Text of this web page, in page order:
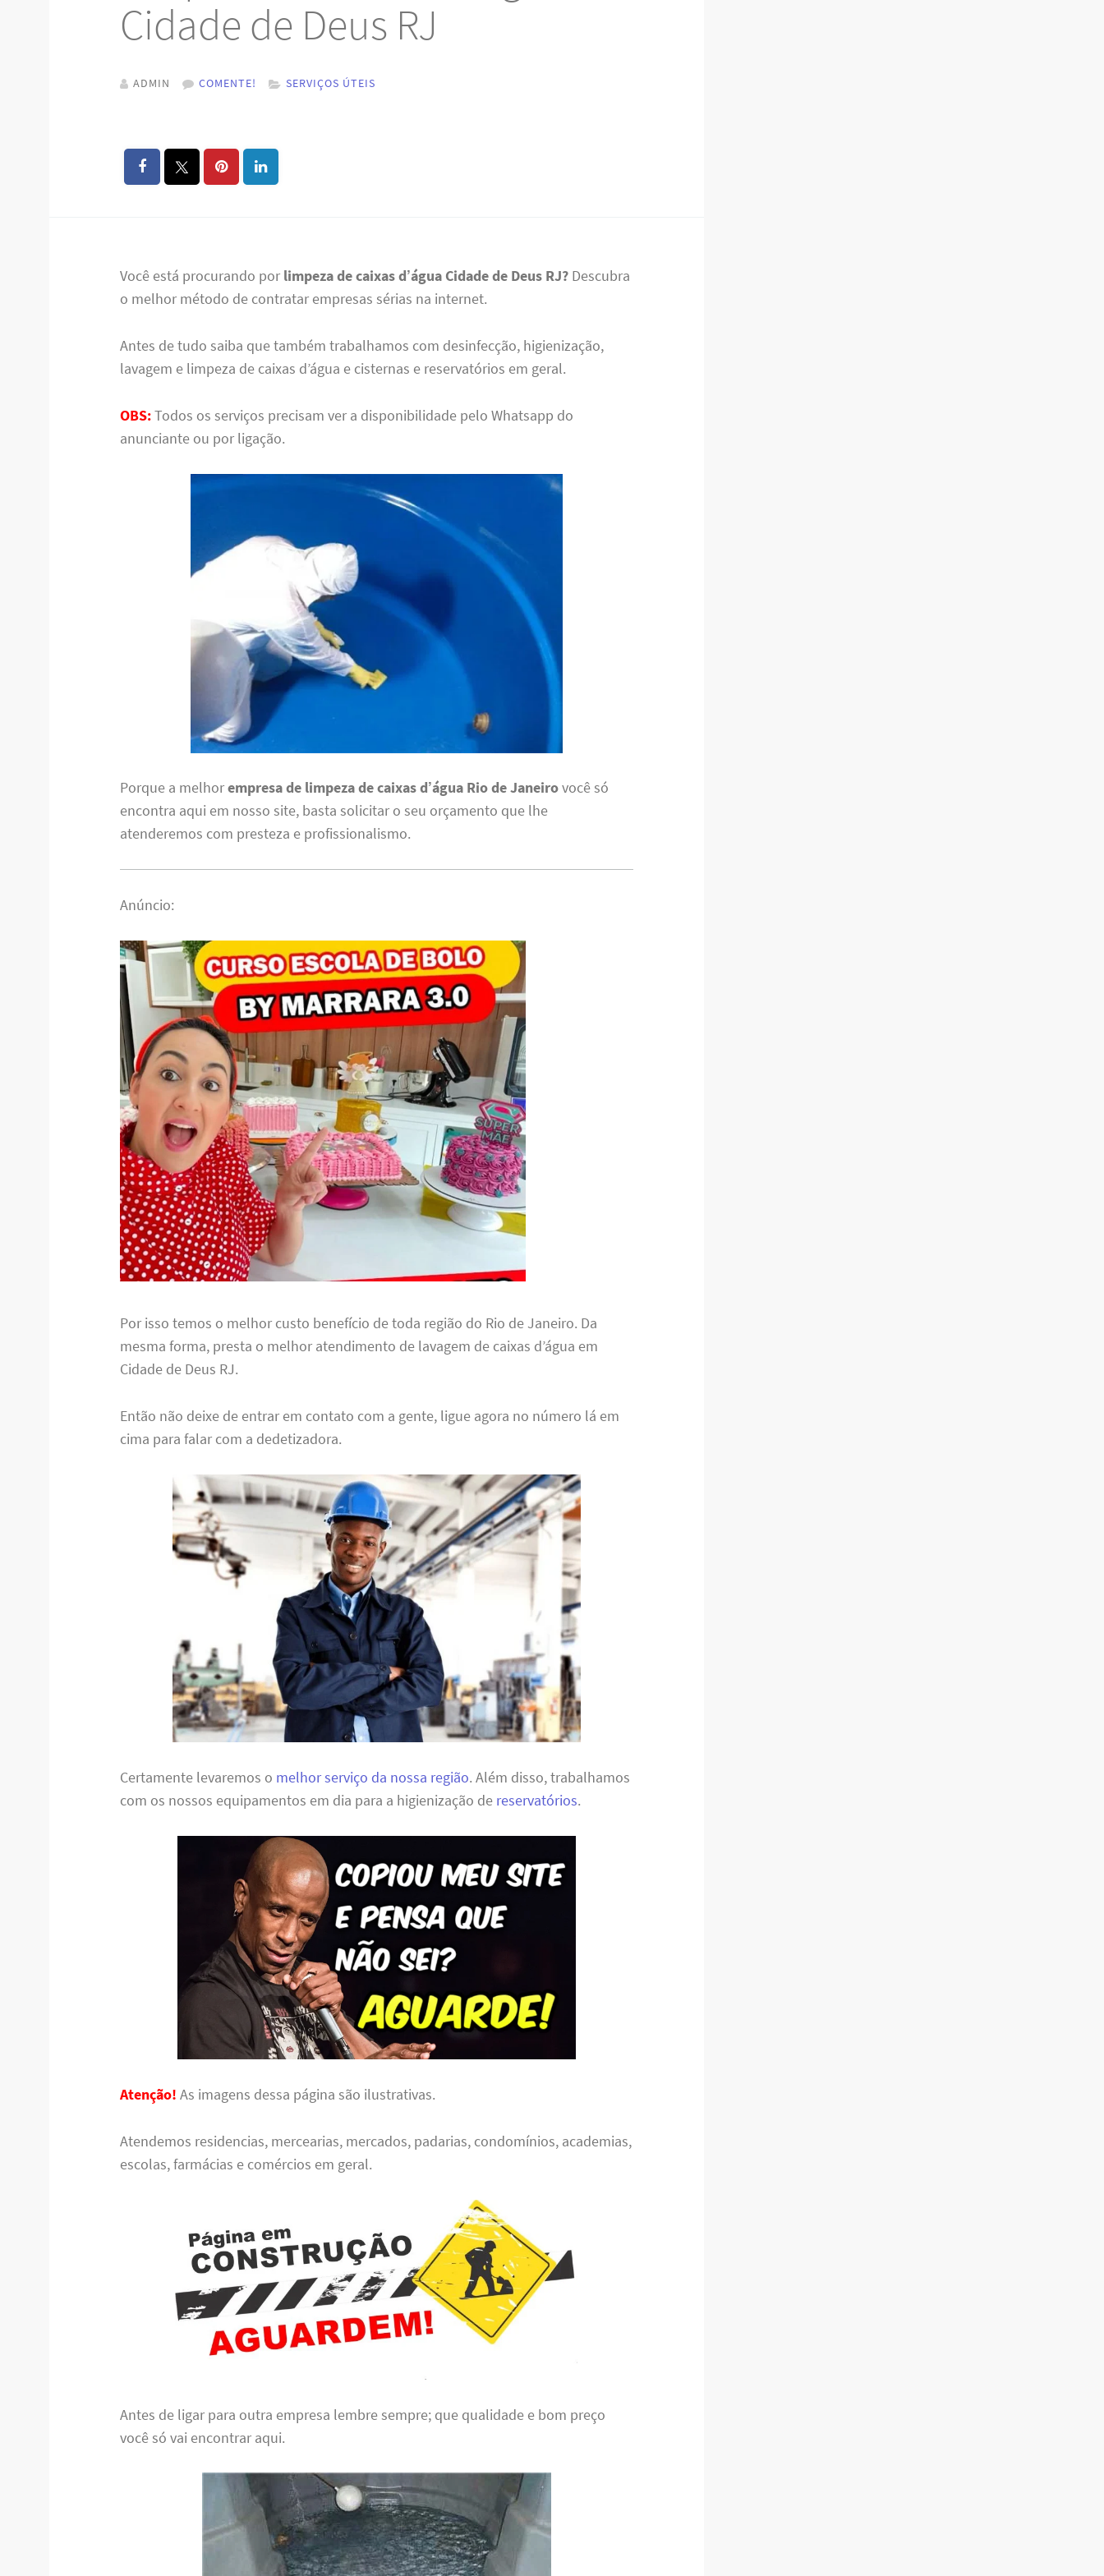
Cidade de Deus RJ
ADMIN COMENTE! SERVIÇOS ÚTEIS
Você está procurando por limpeza de caixas d’água Cidade de Deus RJ? Descubra
o melhor método de contratar empresas sérias na internet.
Antes de tudo saiba que também trabalhamos com desinfecção, higienização,
lavagem e limpeza de caixas d’água e cisternas e reservatórios em geral.
OBS:Todos os serviços precisam ver a disponibilidade pelo Whatsapp do
anunciante ou por ligação.
Porque a melhorempresa de limpeza de caixas d’água Rio de Janeirovocê só
encontra aqui em nosso site, basta solicitar o seu orçamento que lhe
atenderemos com presteza e profissionalismo.
Anúncio:
Por isso temos o melhor custo benefício de toda região do Rio de Janeiro. Da
mesma forma, presta o melhor atendimento de lavagem de caixas d’água em
Cidade de Deus RJ.
Então não deixe de entrar em contato com a gente, ligue agora no número lá em
cima para falar com a dedetizadora.
Certamente levaremos o melhor serviço da nossa região. Além disso, trabalhamos
com os nossos equipamentos em dia para a higienização de reservatórios.
Atenção! As imagens dessa página são ilustrativas.
Atendemos residencias, mercearias, mercados, padarias, condomínios, academias,
escolas, farmácias e comércios em geral.
Antes de ligar para outra empresa lembre sempre; que qualidade e bom preço
você só vai encontrar aqui.